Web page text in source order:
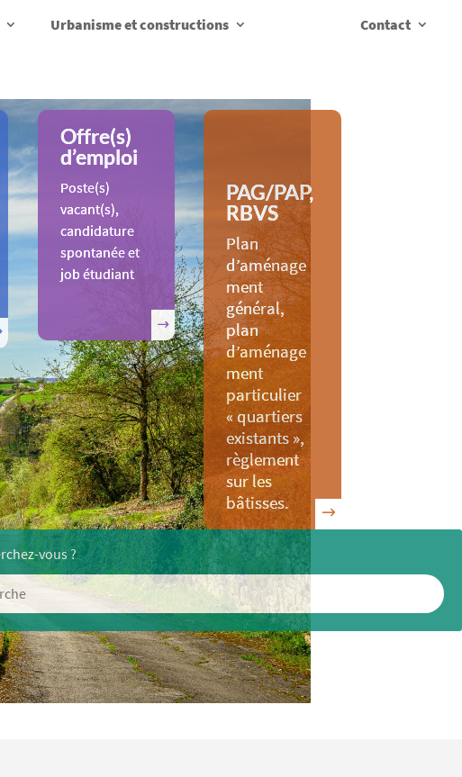
Urbanisme et constructions Contact
Offre(s)
d’emploi
Poste(s)
vacant(s),
candidature
spontanée et
job étudiant
PAG/PAP,
RBVS
Plan
d’aménage
ment
général,
plan
d’aménage
ment
particulier
« quartiers
existants »,
règlement
sur les
bâtisses.